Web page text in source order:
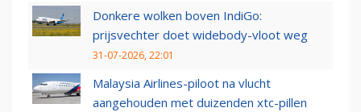
Donkere wolken boven IndiGo:
prijsvechter doet widebody-vloot weg
31-07-2026, 22:01
Malaysia Airlines-piloot na vlucht
aangehouden met duizenden xtc-pillen